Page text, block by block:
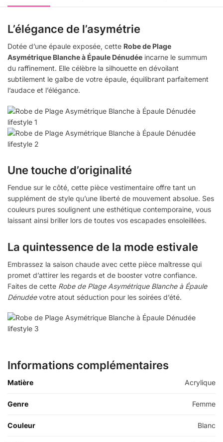
L’élégance de l’asymétrie
Dotée d’une épaule exposée, cette Robe de Plage
Asymétrique Blanche à Épaule Dénudée incarne le summum
du raffinement. Elle célèbre la silhouette en dévoilant
subtilement le galbe de votre épaule, équilibrant parfaitement
l’audace et l’élégance.
Une touche d’originalité
Fendue sur le côté, cette pièce vestimentaire offre tant un
supplément de style qu’une liberté de mouvement absolue. Ses
couleurs pures soulignent une esthétique contemporaine, vous
laissant ainsi briller lors de toutes vos escapades ensoleillées.
La quintessence de la mode estivale
Embrassez la saison chaude avec cette pièce maîtresse qui
promet d’attirer les regards et de booster votre confiance.
Faites de cette Robe de Plage Asymétrique Blanche à Épaule
Dénudéevotre atout séduction pour les soirées d’été.
Informations complémentaires
Matière Acrylique
Genre Femme
Couleur Blanc